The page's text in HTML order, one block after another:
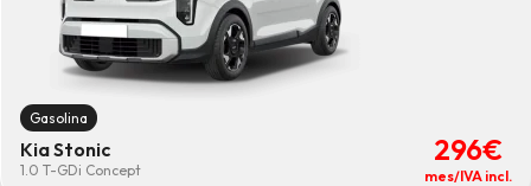
Gasolina
Kia Stonic
1.0 T-GDi Concept
296€
mes/IVA incl.